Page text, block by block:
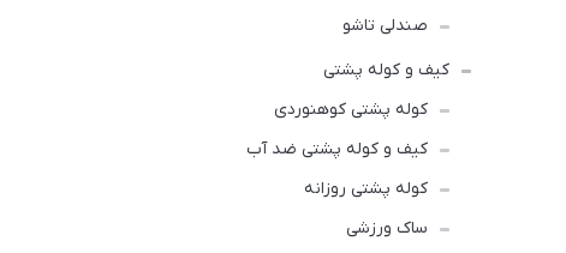
صندلی تاشو
کیف و کوله پشتی
کوله پشتی کوهنوردی
کیف و کوله پشتی ضد آب
کوله پشتی روزانه
ساک ورزشی